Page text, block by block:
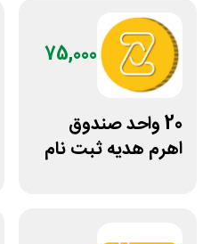
75,000
20 واحد صندوق
اهرم هدیه ثبت نام